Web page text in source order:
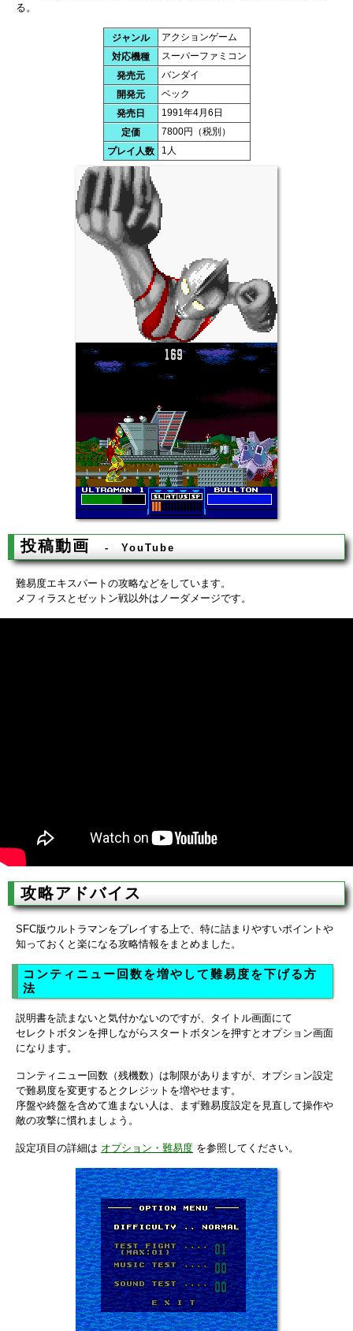
る。
ジャンル
アクションゲーム
対応機種
スーパーファミコン
発売元
バンダイ
開発元
ベック
発売日
1991年4月6日
定価
7800円（税別）
プレイ人数
1人
投稿動画 YouTube
難易度エキスパートの攻略などをしています。
メフィラスとゼットン戦以外はノーダメージです。
攻略アドバイス
SFC版ウルトラマンをプレイする上で、特に詰まりやすいポイントや
知っておくと楽になる攻略情報をまとめました。
コンティニュー回数を増やして難易度を下げる方
法
説明書を読まないと気付かないのですが、タイトル画面にて
セレクトボタンを押しながらスタートボタンを押すとオプション画面
になります。
コンティニュー回数（残機数）は制限がありますが、オプション設定
で難易度を変更するとクレジットを増やせます。
序盤や終盤を含めて進まない人は、まず難易度設定を見直して操作や
敵の攻撃に慣れましょう。
設定項目の詳細は オプション・難易度 を参照してください。